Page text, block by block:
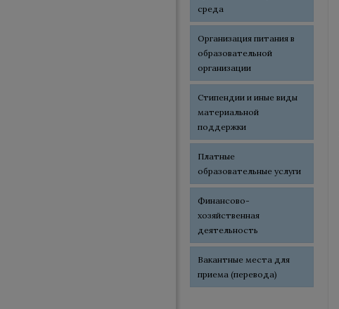
среда
Организация питания в
образовательной
организации
Стипендии и иные виды
материальной
поддержки
Платные
образовательные услуги
Финансово-
хозяйственная
деятельность
Вакантные места для
приема (перевода)